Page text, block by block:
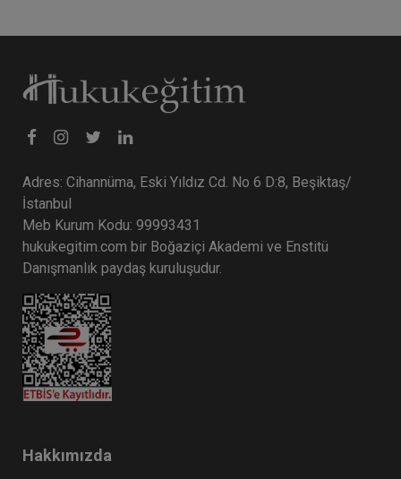
Adres: Cihannüma, Eski Yıldız Cd. No 6 D:8, Beşiktaş/
İstanbul
Meb Kurum Kodu: 99993431
hukukegitim.com bir Boğaziçi Akademi ve Enstitü
Danışmanlık paydaş kuruluşudur.
Hakkımızda